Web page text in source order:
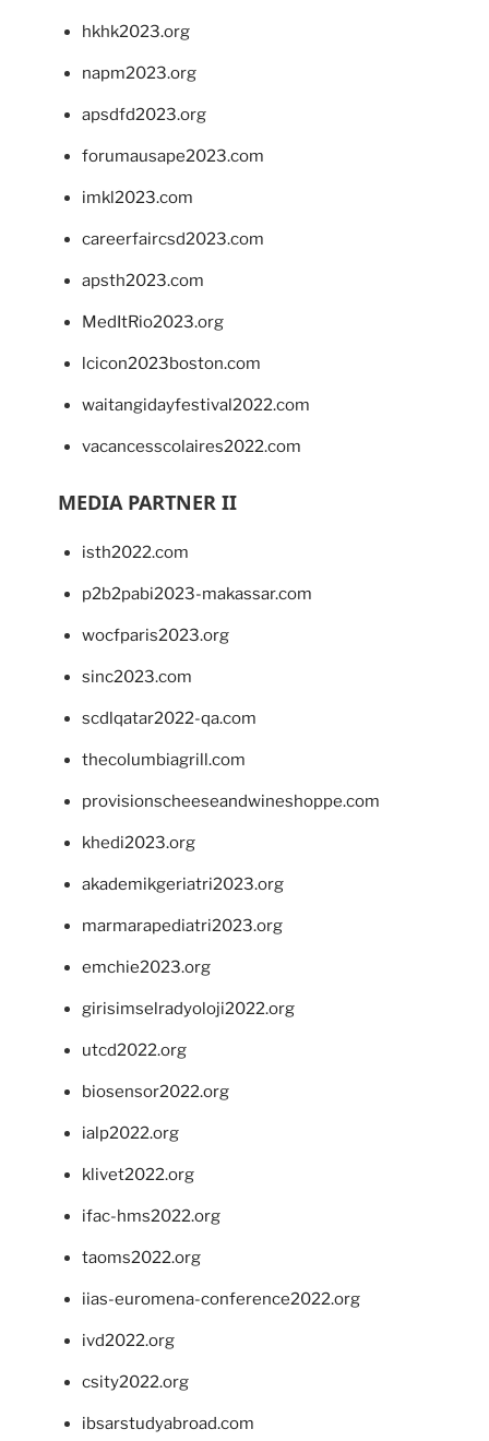
hkhk2023.org
napm2023.org
apsdfd2023.org
forumausape2023.com
imkl2023.com
careerfaircsd2023.com
apsth2023.com
MedItRio2023.org
lcicon2023boston.com
waitangidayfestival2022.com
vacancesscolaires2022.com
MEDIA PARTNER II
isth2022.com
p2b2pabi2023-makassar.com
wocfparis2023.org
sinc2023.com
scdlqatar2022-qa.com
thecolumbiagrill.com
provisionscheeseandwineshoppe.com
khedi2023.org
akademikgeriatri2023.org
marmarapediatri2023.org
emchie2023.org
girisimselradyoloji2022.org
utcd2022.org
biosensor2022.org
ialp2022.org
klivet2022.org
ifac-hms2022.org
taoms2022.org
iias-euromena-conference2022.org
ivd2022.org
csity2022.org
ibsarstudyabroad.com